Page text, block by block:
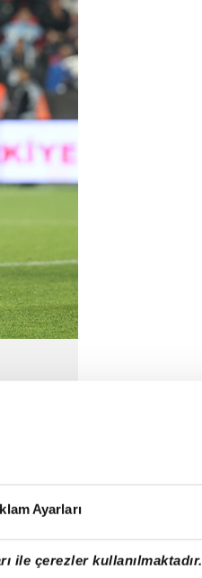
Ayarları
ile çerezler kullanılmaktadır.